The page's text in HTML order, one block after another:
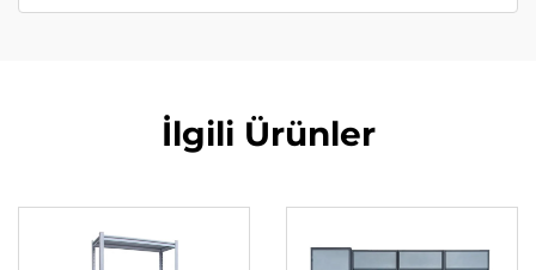
İlgili Ürünler